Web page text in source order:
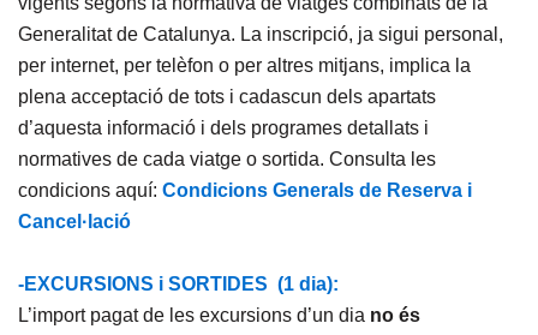
Generalitat de Catalunya. La inscripció, ja sigui personal,
per internet, per telèfon o per altres mitjans, implica la
plena acceptació de tots i cadascun dels apartats
d’aquesta informació i dels programes detallats i
normatives de cada viatge o sortida. Consulta les
condicions aquí: Condicions Generals de Reserva i
Cancel·lació
-EXCURSIONS i SORTIDES (1 dia):
L’import pagat de les excursions d’un dia no és